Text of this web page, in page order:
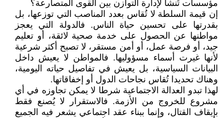
مؤسسات تُنشأ لإدارة التوازن بين القوى المتصارعة؟
إن قيمة السلطة لا تُقاس بعدد المناصب التي توزعها، بل
بقدرتها على تحسين حياة الناس. فالدولة التي يعجز
مواطنها عن الحصول على خدمة صحية لائقة، أو تعليم
جيد، أو فرصة عمل، أو أمن مستقر، لا تصبح أكثر شرعية
لأنها غيرت أسماء مسؤوليها. فالمواطن لا يعيش داخل
البيانات السياسية، بل يعيش في تفاصيل حياته اليومية،
وهناك تحديدا تُقاس نجاحات الدول أو إخفاقاتها.
لهذا تبدو العدالة الاجتماعية شرطا لا يمكن تجاوزه في أي
مشروع للخروج من الأزمة. فالاستقرار لا يُصنع فقط
بإيقاف القتال، وإنما ببناء عقد اجتماعي يشعر فيه الجميع